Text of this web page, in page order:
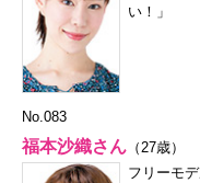
い！」
No.083
福本沙織さん （27歳）
フリーモ